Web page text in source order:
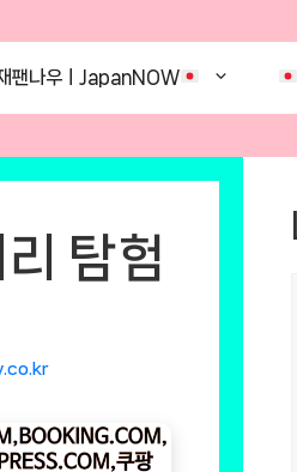
팬나우ㅣJapanNOW
탐험